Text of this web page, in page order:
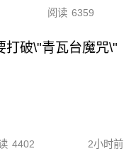
阅读 6359
打破\"青瓦台魔咒\"
4402 2小时前